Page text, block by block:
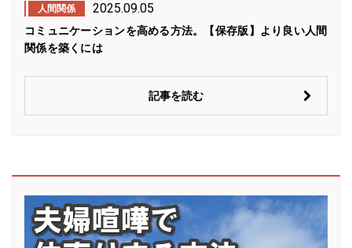
人間関係 2025.09.05
コミュニケーションを高める方法。【保存版】より良い人間
関係を築くには
記事を読む